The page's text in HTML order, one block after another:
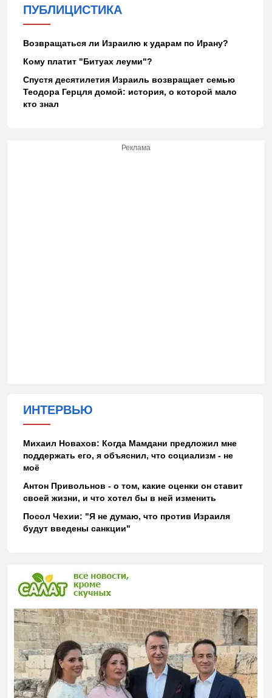
ПУБЛИЦИСТИКА
Возвращаться ли Израилю к ударам по Ирану?
Кому платит "Битуах леуми"?
Спустя десятилетия Израиль возвращает семью
Теодора Герцля домой: история, о которой мало
кто знал
Реклама
ИНТЕРВЬЮ
Михаил Новахов: Когда Мамдани предложил мне
поддержать его, я объяснил, что социализм - не
моё
Антон Привольнов - о том, какие оценки он ставит
своей жизни, и что хотел бы в ней изменить
Посол Чехии: "Я не думаю, что против Израиля
будут введены санкции"